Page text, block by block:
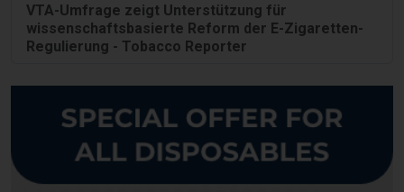
VTA-Umfrage zeigt Unterstützung für
wissenschaftsbasierte Reform der E-Zigaretten-
Regulierung - Tobacco Reporter